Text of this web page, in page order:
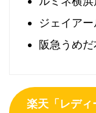
ジェイア
阪急うめ
楽天「レディ